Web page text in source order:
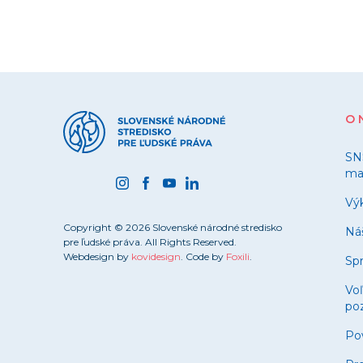
O
Copyright © 2026 Slovenské národné stredisko
pre ľudské práva. All Rights Reserved.
Webdesign by kovidesign . Code by Foxili